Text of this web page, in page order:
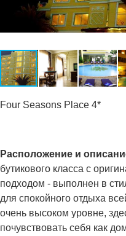
Four Seasons Place 4*
Расположение и
бутикового класса с
подходом - выполнен в
для спокойного отдыха
очень высоком уровне,
почувствовать себя как